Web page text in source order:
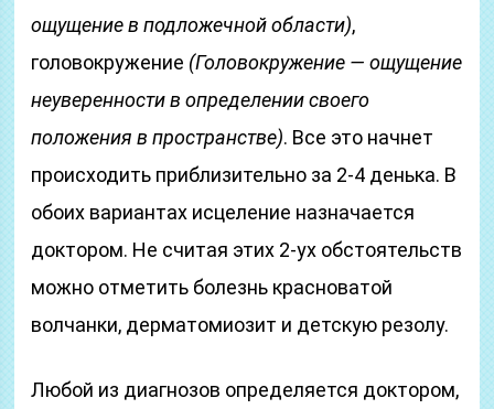
ощущение в подложечной области),
головокружение (Головокружение — ощущение
неуверенности в определении своего
положения в пространстве). Все это начнет
происходить приблизительно за 2-4 денька. В
обоих вариантах исцеление назначается
доктором. Не считая этих 2-ух обстоятельств
можно отметить болезнь красноватой
волчанки, дерматомиозит и детскую резолу.
Любой из диагнозов определяется доктором,